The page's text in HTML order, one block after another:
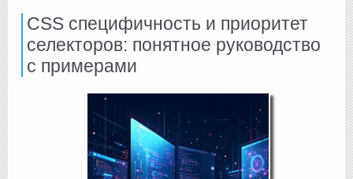
CSS специфичность и приоритет
селекторов: понятное руководство
с примерами